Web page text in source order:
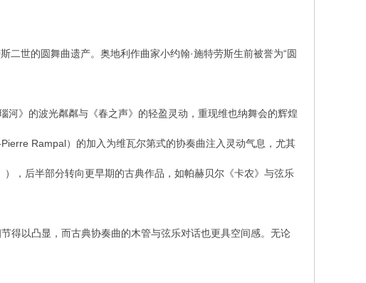
二世的圆舞曲遗产。奥地利作曲家小约翰·施特劳斯生前被誉为“圆
河》的波光粼粼与《春之声》的轻盈灵动，重现维也纳舞会的辉煌
Rampal）的加入为维瓦尔第式的协奏曲注入灵动气息，尤其
，后半部分转向更早期的古典作品，如帕赫贝尔《卡农》与弦乐
得以凸显，而古典协奏曲的木管与弦乐对话也更具空间感。无论